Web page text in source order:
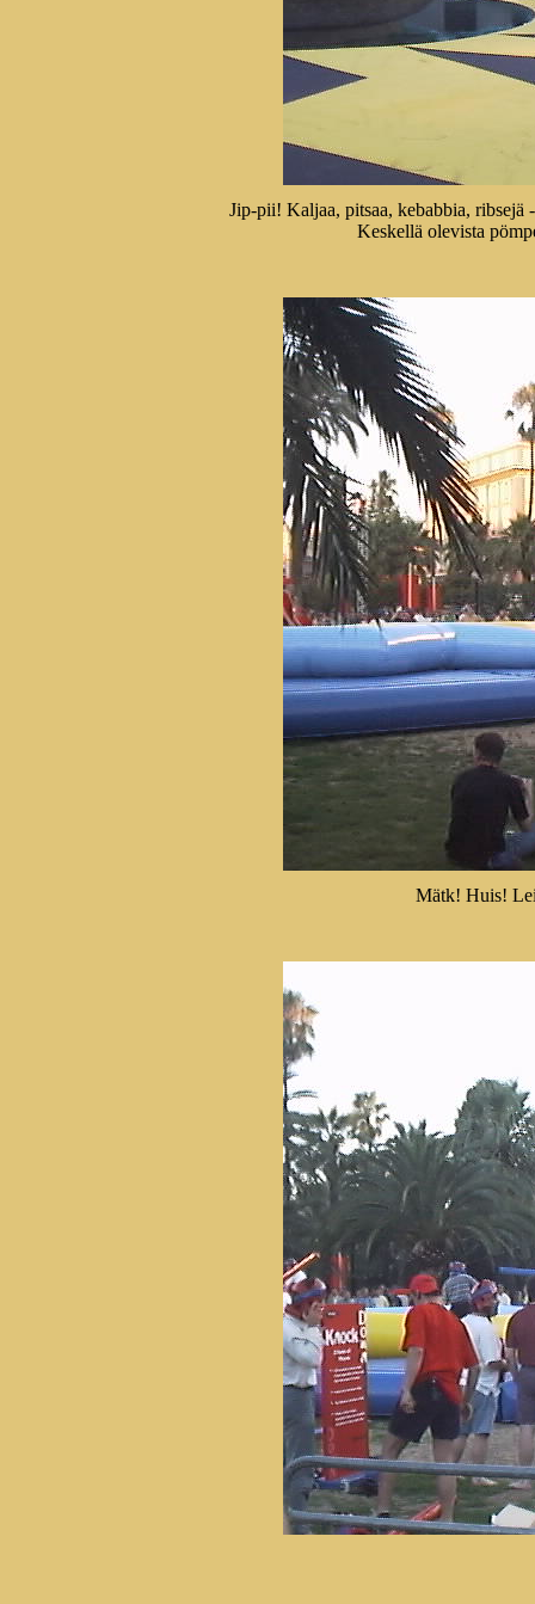
Jip-pii! Kaljaa, pitsaa, kebabbia,
Keskellä olevista
Mätk! Huis!